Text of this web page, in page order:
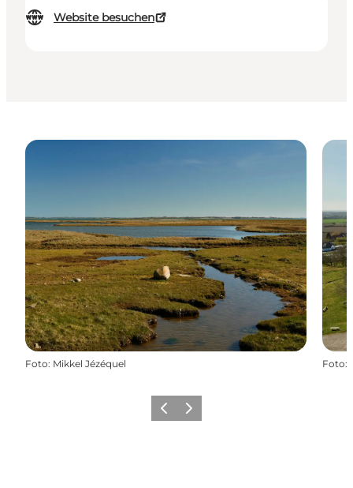
Website besuchen
Foto: Mikkel Jézéquel Foto:
Vorherige Folie
Nächste Folie